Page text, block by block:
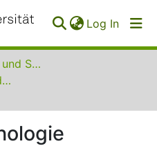
Log In
Service für Blinde und Sehbehinderte der UB Dortmund
Digitale Bücher für Blinde und Sehbehinderte